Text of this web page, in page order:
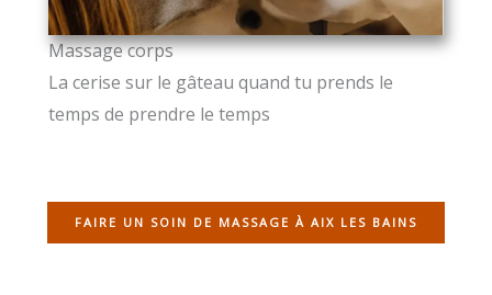
Massage corps
La cerise sur le gâteau quand tu prends le
temps de prendre le temps
FAIRE UN SOIN DE MASSAGE À AIX LES BAINS